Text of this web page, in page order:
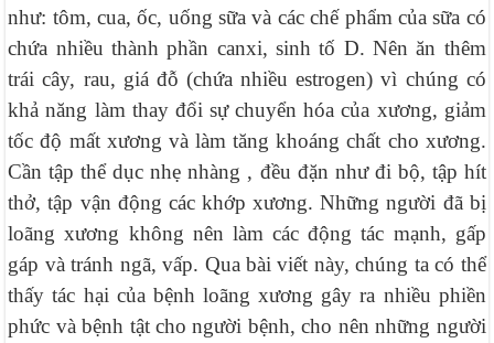
như: tôm, cua, ốc, uống sữa và các chế phẩm của sữa có
chứa nhiều thành phần canxi, sinh tố D. Nên ăn thêm
trái cây, rau, giá đỗ (chứa nhiều estrogen) vì chúng có
khả năng làm thay đổi sự chuyển hóa của xương, giảm
tốc độ mất xương và làm tăng khoáng chất cho xương.
Cần tập thể dục nhẹ nhàng , đều đặn như đi bộ, tập hít
thở, tập vận động các khớp xương. Những người đã bị
loãng xương không nên làm các động tác mạnh, gấp
gáp và tránh ngã, vấp. Qua bài viết này, chúng ta có thể
thấy tác hại của bệnh loãng xương gây ra nhiều phiền
phức và bệnh tật cho người bệnh, cho nên những người